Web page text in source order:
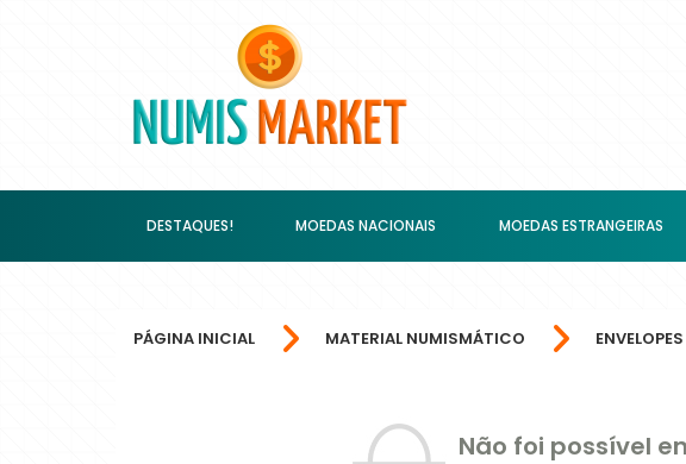
DESTAQUES! MOEDAS NACIONAIS MOEDAS ESTRANGEIRAS
PÁGINA INICIAL MATERIAL NUMISMÁTICO
Não foi possível